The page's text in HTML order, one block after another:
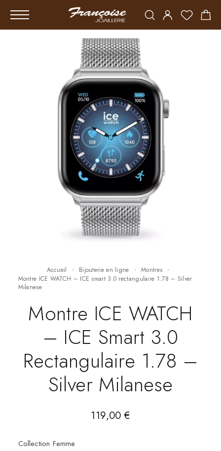
Accueil Bijouterie en ligne
Montres
Montre ICE WATCH – ICE smart 3.0 rectangulaire 1.78 – Silver
Milanese
Montre ICE WATCH
– ICE Smart 3.0
Rectangulaire 1.78 –
Silver Milanese
119,00€
Collection Femme